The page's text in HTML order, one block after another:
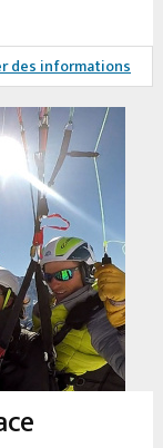
des informations